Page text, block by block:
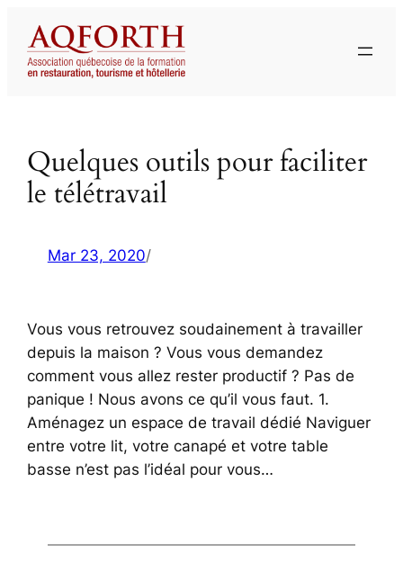
contenu
Quelques outils pour faciliter
le télétravail
Mar 23, 2020/
Vous vous retrouvez soudainement à travailler
depuis la maison ? Vous vous demandez
comment vous allez rester productif ? Pas de
panique ! Nous avons ce qu’il vous faut. 1.
Aménagez un espace de travail dédié Naviguer
entre votre lit, votre canapé et votre table
basse n’est pas l’idéal pour vous…